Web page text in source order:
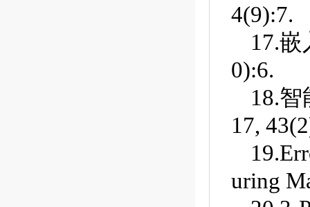
4(9):7.
17.
0):6.
18.
17,
uring